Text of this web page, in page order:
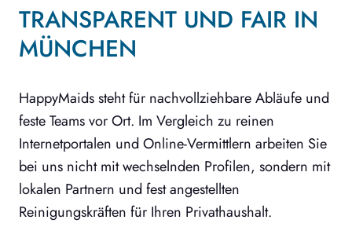
TRANSPARENT UND FAIR IN
MÜNCHEN
HappyMaids steht für nachvollziehbare Abläufe und
feste Teams vor Ort. Im Vergleich zu reinen
Internetportalen und Online-Vermittlern arbeiten Sie
bei uns nicht mit wechselnden Profilen, sondern mit
lokalen Partnern und fest angestellten
Reinigungskräften für Ihren Privathaushalt.